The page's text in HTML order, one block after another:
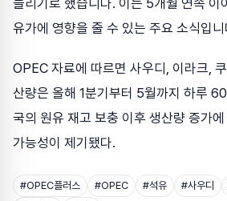
늘리기로 했습니다. 이는 5개월 연속 이
유가에 영향을 줄 수 있는 주요 소식입니
OPEC 자료에 따르면 사우디, 이라크,
산량은 올해 1분기부터 5월까지 하루
국의 원유 재고 보충 이후 생산량 증가
가능성이 제기됐다.
#OPEC플러스 #OPEC #석유 #사우디